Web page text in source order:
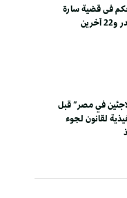
فى قضية سارة
في مصر” قبل
لقانون لجوء